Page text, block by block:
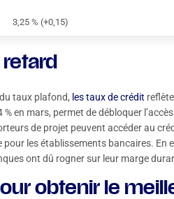
3,25 % (+0,15)
taux plafond, les taux de crédit
% en mars, permet de débloquer
de projet peuvent accéder au
pour les établissements bancaires.
ont dû rogner sur leur marge
obtenir le